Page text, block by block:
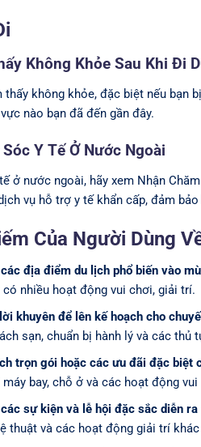
Không Khỏe Sau Khi Đi
thấy không khỏe, đặc biệt nếu bạn
nào bạn đã đến gần đây.
Y Tế Ở Nước Ngoài
ở nước ngoài, hãy xem Nhận
vụ hỗ trợ y tế khẩn cấp, đảm
Của Người Dùng
địa điểm du lịch phổ biến vào
nhiều hoạt động vui chơi, giải trí.
khuyên để lên kế hoạch cho
sạn, chuẩn bị hành lý và các thủ
trọn gói hoặc các ưu đãi đặc biệt
bay, chỗ ở và các hoạt động vui
sự kiện và lễ hội đặc sắc diễn
thuật và các hoạt động giải trí